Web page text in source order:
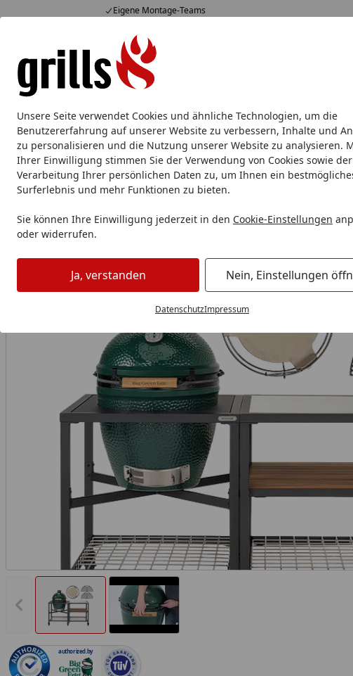
Unsere Seite verwendet Cookies und ähnliche Technologien, um die
Benutzererfahrung auf unserer Website zu verbessern, Inhalte und
zu personalisieren und die Nutzung unserer Website zu analysieren.
Ihrer Einwilligung stimmen Sie der Verwendung von Cookies sowie der
Verarbeitung Ihrer persönlichen Daten zu, um Ihnen ein
Surferlebnis und mehr Funktionen zu bieten.
Sie können Ihre Einwilligung jederzeit in den Cookie-Einstellungen
oder widerrufen.
Ja, verstanden Nein, Einstellungen
DatenschutzImpressum
Eigene Montage-Teams
Mo-Fr. 8-16 Uhr 15.829 Bewertungen
Alle Produkte
Alle ProdukteMarken
Outdoor Küche Outdoor Küche Komplettsets Einbaugrill
Startseite
Outdoor Küche Outdoor Küche Komplettsets Big Green Egg
Vorheriges Bild anzeigen
authorized.by